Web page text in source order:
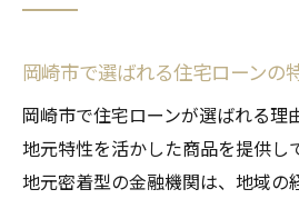
岡崎市で選ばれる住宅ローンの
岡崎市で住宅ローンが選ばれる理
地元特性を活かした商品を提供し
地元密着型の金融機関は、地域の